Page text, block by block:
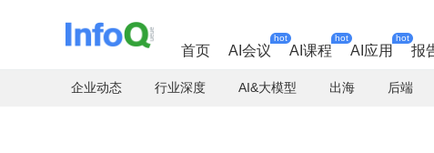
首页 AI会议
hot
AI课程
hot
AI应用
hot
报
企业动态 行业深度 AI&大模型 出海 后端